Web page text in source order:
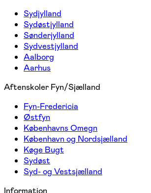
Sydjylland
Sydøstjylland
Sønderjylland
Sydvestjylland
Aalborg
Aarhus
Aftenskoler Fyn/Sjælland
Fyn-Fredericia
Østfyn
Københavns Omegn
København og Nordsjælland
Køge Bugt
Sydøst
Syd- og Vestsjælland
Information